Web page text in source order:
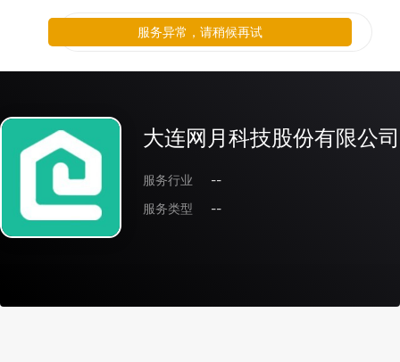
大连网月科技股份有限公司
服务行业
--
服务类型
--
服务异常，请稍候再试